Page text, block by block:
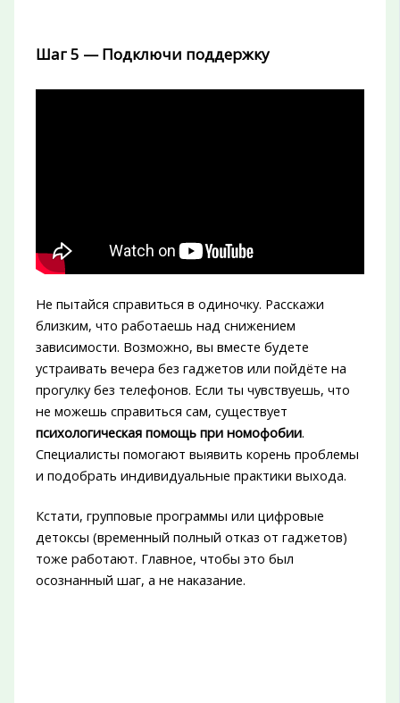
Шаг 5 — Подключи поддержку
Не пытайся справиться в одиночку. Расскажи
близким, что работаешь над снижением
зависимости. Возможно, вы вместе будете
устраивать вечера без гаджетов или пойдёте на
прогулку без телефонов. Если ты чувствуешь, что
не можешь справиться сам, существует
психологическая помощь при номофобии.
Специалисты помогают выявить корень проблемы
и подобрать индивидуальные практики выхода.
Кстати, групповые программы или цифровые
детоксы (временный полный отказ от гаджетов)
тоже работают. Главное, чтобы это был
осознанный шаг, а не наказание.